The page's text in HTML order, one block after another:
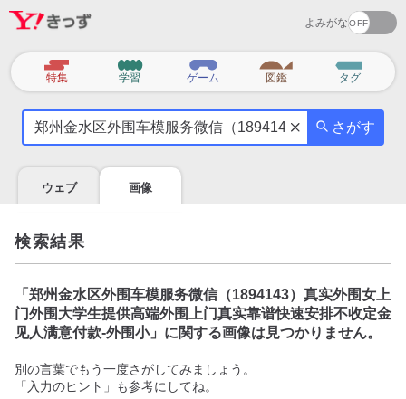
よみがな
カ
テ
特集 学習 ゲーム 図鑑 タグ
気
に
を
調
べ
よ
う
さがす
ウェブ 画像
検索結果
「 郑州金水区外围车模服务微信（1894143）真实外围女上
门外围大学生提供高端外围上门真实靠谱快速安排不收定金
见人满意付款-外围小」に関する画像は見つかりません。
別の言葉でもう一度さがしてみましょう。
「入力のヒント」も参考にしてね。